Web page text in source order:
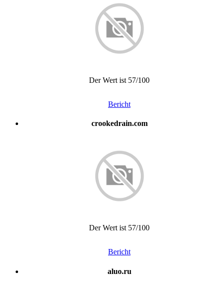
Der Wert ist 57/100
Bericht
crookedrain.com
Der Wert ist 57/100
Bericht
aluo.ru